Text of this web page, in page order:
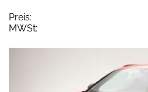
Preis:
MWSt: